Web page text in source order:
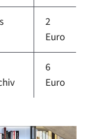
2
Euro
6
Euro